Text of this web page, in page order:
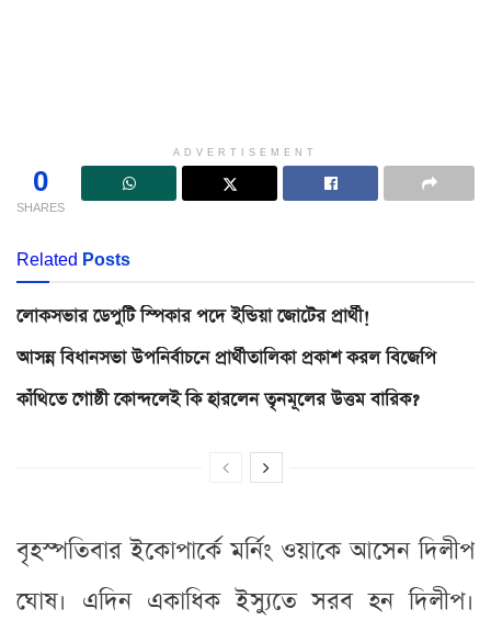
ADVERTISEMENT
0
SHARES
Related Posts
লোকসভার ডেপুটি স্পিকার পদে ইন্ডিয়া জোটের প্রার্থী!
আসন্ন বিধানসভা উপনির্বাচনে প্রার্থীতালিকা প্রকাশ করল বিজেপি
কাঁথিতে গোষ্ঠী কোন্দলেই কি হারলেন তৃনমূলের উত্তম বারিক?
বৃহস্পতিবার ইকোপার্কে মর্নিং ওয়াকে আসেন দিলীপ
ঘোষ। এদিন একাধিক ইস্যুতে সরব হন দিলীপ।